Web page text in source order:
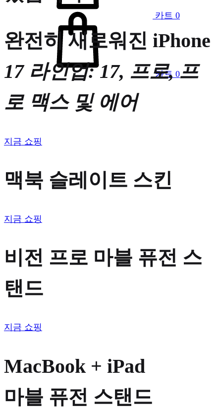
카트 0
카트 0
완전히 새로워진 iPhone
17 라인업: 17, 프로, 프
로 맥스 및 에어
지금 쇼핑
맥북 슬레이트 스킨
지금 쇼핑
비전 프로 마블 퓨전 스
탠드
지금 쇼핑
MacBook + iPad
마블 퓨전 스탠드